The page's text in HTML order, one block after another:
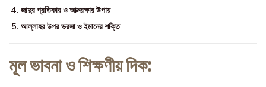
জাদুর প্রতিকার ও আত্মরক্ষার উপায়
আল্লাহর উপর ভরসা ও ইমানের শক্তি
মূল ভাবনা ও শিক্ষণীয় দিক: